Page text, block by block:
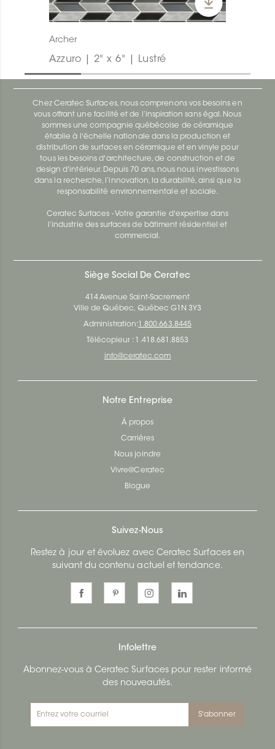
Archer
Azzuro | 2" x 6" | Lustré
Chez Ceratec Surfaces, nous comprenons vos besoins en
vous offrant une facilité et de l’inspiration sans égal. Nous
sommes une compagnie québécoise de céramique
établie à l'échelle nationale dans la production et
distribution de surfaces en céramique et en vinyle pour
tous les besoins d'architecture, de construction et de
design d'intérieur. Depuis 70 ans, nous nous investissons
dans la recherche, l’innovation, la durabilité, ainsi que la
responsabilité environnementale et sociale.
Ceratec Surfaces - Votre garantie d'expertise dans
l’industrie des surfaces de bâtiment résidentiel et
commercial.
Siège Social De Ceratec
414 Avenue Saint-Sacrement
Ville de Québec, Québec G1N 3Y3
Administration: 1.800.663.8445
Télécopieur : 1.418.681.8853
info@ceratec.com
Notre Entreprise
À propos
Carrières
Nous joindre
Vivre@Ceratec
Blogue
Suivez-Nous
Restez à jour et évoluez avec Ceratec Surfaces en
suivant du contenu actuel et tendance.
Infolettre
Abonnez-vous à Ceratec Surfaces pour rester informé
des nouveautés.
S'abonner